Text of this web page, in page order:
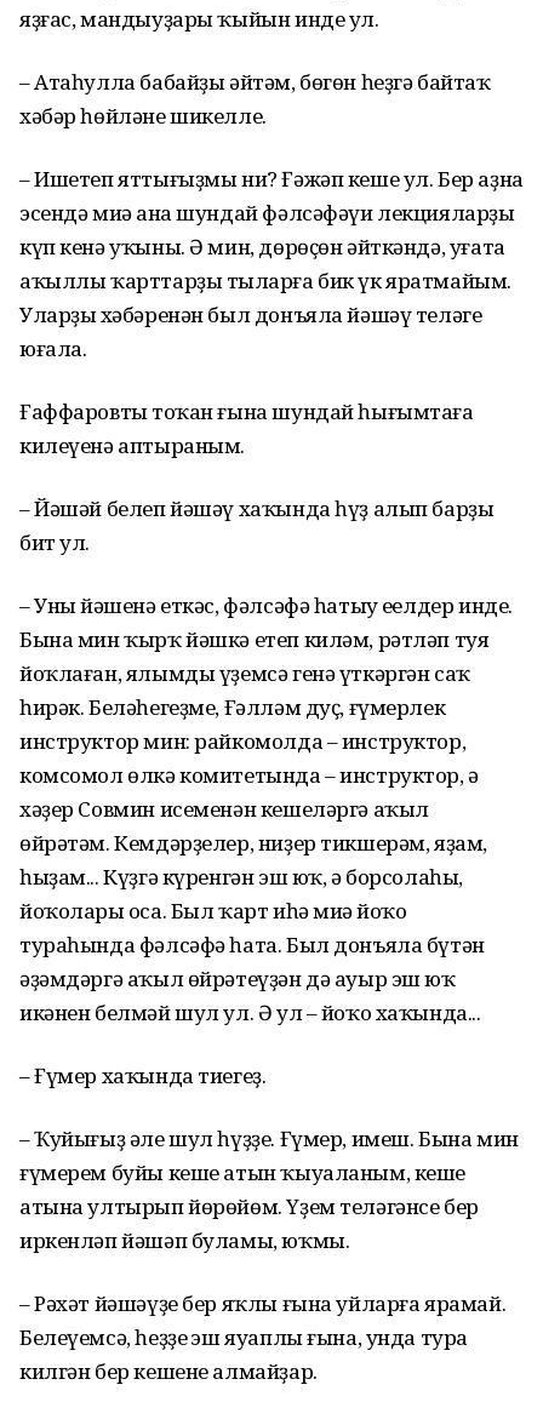
яҙғас, мандыуҙары ҡыйын инде ул.
– Атаһулла бабайҙы әйтәм, бөгөн һеҙгә байтаҡ
хәбәр һөйләне шикелле.
– Ишетеп яттығыҙмы ни? Ғәжәп кеше ул. Бер аҙна
эсендә миңә ана шундай фәлсәфәүи лекцияларҙы
күп кенә уҡыны. Ә мин, дөрөҫөн әйткәндә, уғата
аҡыллы ҡарттарҙы тыңларға бик үк яратмайым.
Уларҙың хәбәренән был донъяла йәшәү теләге
юғала.
Ғаффаровтың тоҡан ғына шундай һығымтаға
килеүенә аптыраным.
– Йәшәй белеп йәшәү хаҡында һүҙ алып барҙы
бит ул.
– Уның йәшенә еткәс, фәлсәфә һатыу еңелдер инде.
Бына мин ҡырҡ йәшкә етеп киләм, рәтләп туя
йоҡлаған, ялымды үҙемсә генә үткәргән саҡ
һирәк. Беләһегеҙме, Ғәлләм дуҫ, ғүмерлек
инструктор мин: райкомолда – инструктор,
комсомол өлкә комитетында – инструктор, ә
хәҙер Совмин исеменән кешеләргә аҡыл
өйрәтәм. Кемдәрҙелер, ниҙер тикшерәм, яҙам,
һыҙам... Күҙгә күренгән эш юҡ, ә борсолаһың,
йоҡоларың оса. Был ҡарт иһә миңә йоҡо
тураһында фәлсәфә һата. Был донъяла бүтән
әҙәмдәргә аҡыл өйрәтеүҙән дә ауыр эш юҡ
икәнен белмәй шул ул. Ә ул – йоҡо хаҡында...
– Ғүмер хаҡында тиегеҙ.
– Ҡуйығыҙ әле шул һүҙҙе. Ғүмер, имеш. Бына мин
ғүмерем буйы кеше атын ҡыуаланым, кеше
атына ултырып йөрөйөм. Үҙем теләгәнсе бер
иркенләп йәшәп буламы, юҡмы.
– Рәхәт йәшәүҙе бер яҡлы ғына уйларға ярамай.
Белеүемсә, һеҙҙең эш яуаплы ғына, унда тура
килгән бер кешене алмайҙар.